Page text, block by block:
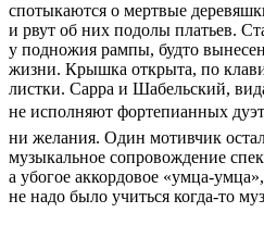
спотыкаются о мертвые
и рвут об них подолы платьев.
у подножия рампы, будто
жизни. Крышка открыта, по
листки. Сарра и Шабельский,
не исполняют фортепианных
ни желания. Один мотивчик
музыкальное сопровождение
а убогое аккордовое «умца-
не надо было учиться когда-то